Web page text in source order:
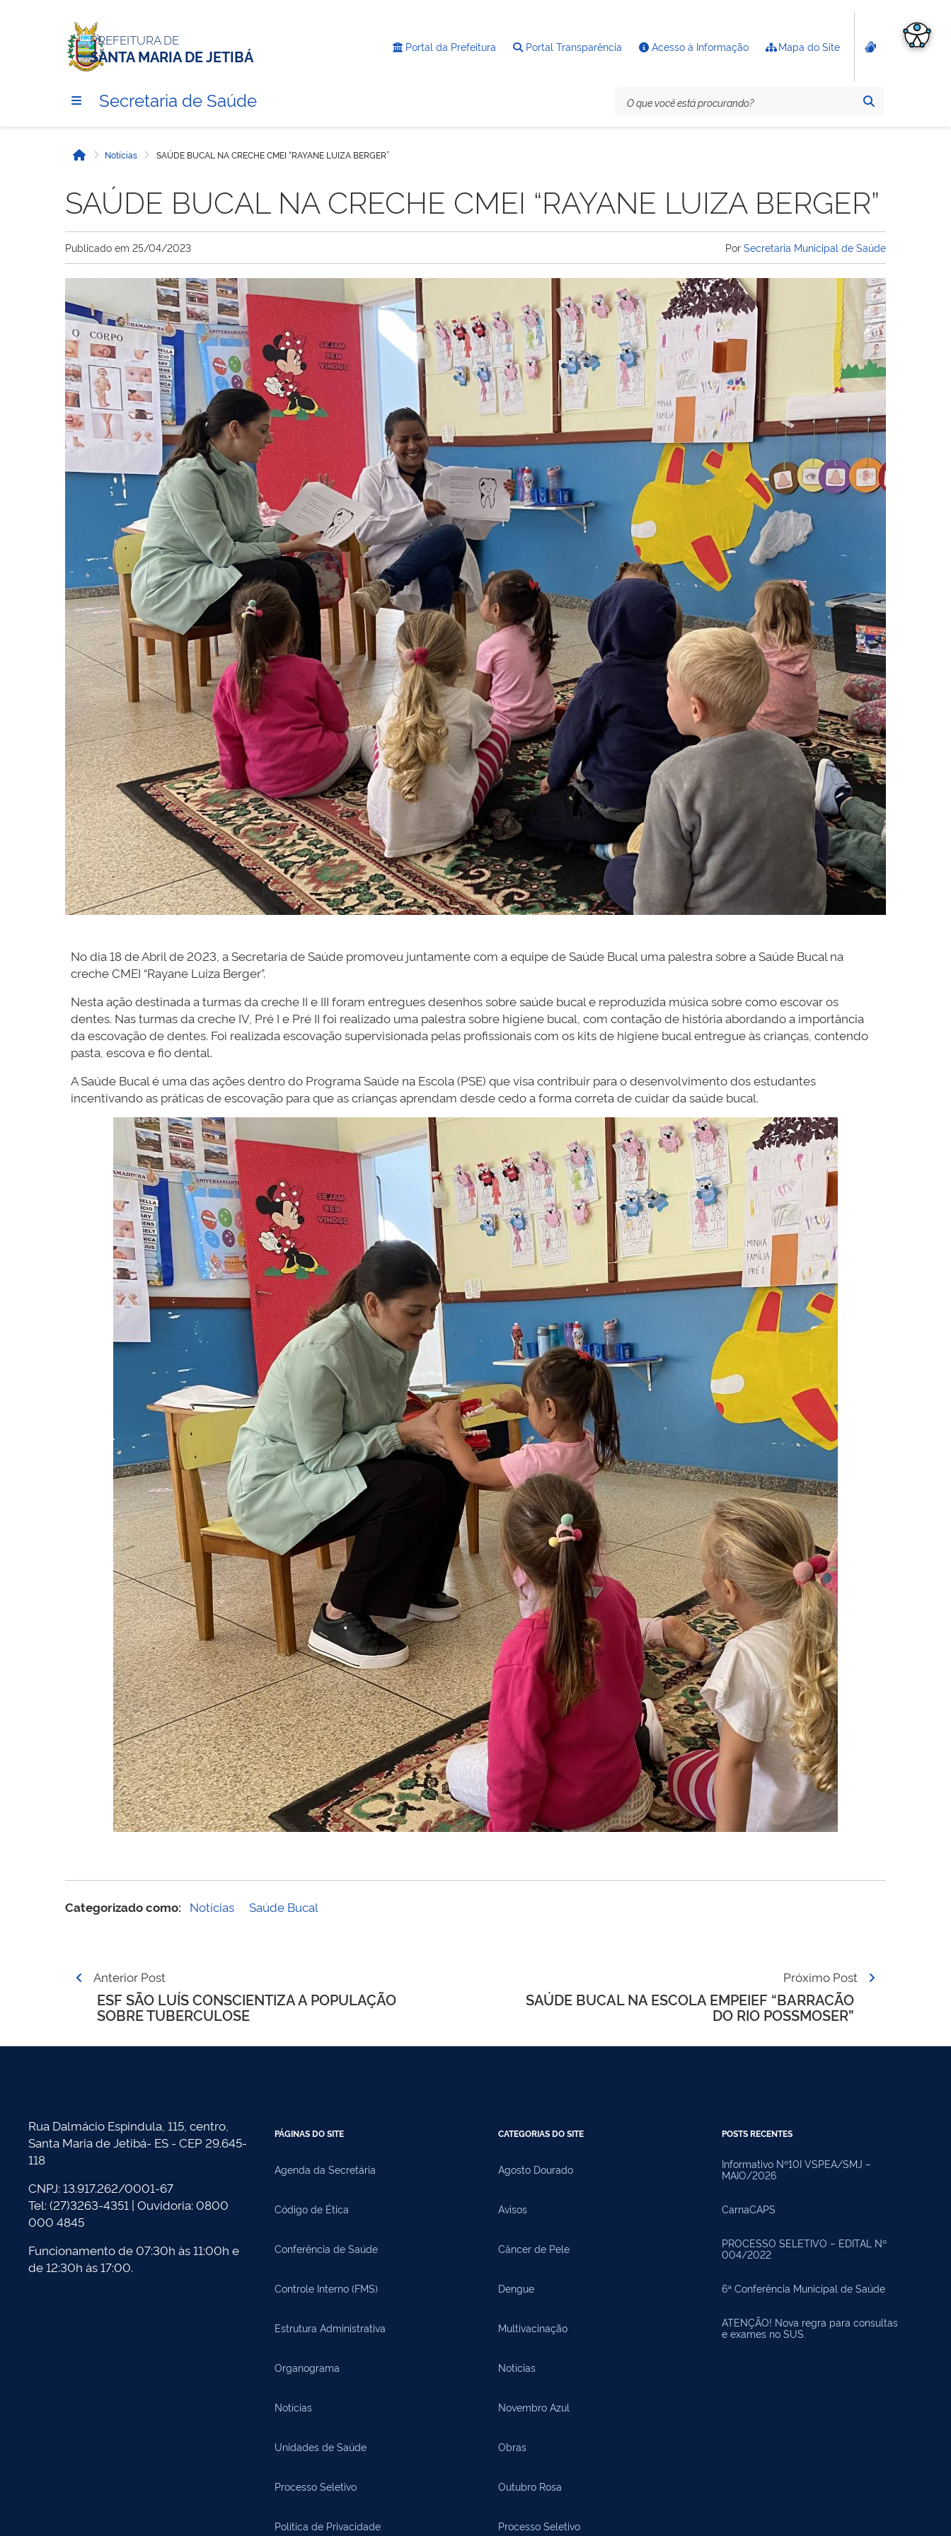
PREFEITURA DE
SANTA MARIA DE JETIBÁ Portal da Prefeitura Portal Transparência Acesso à Informação Mapa do Site
Secretaria de Saúde
InícioNotícias SAÚDE BUCAL NA CRECHE CMEI “RAYANE LUIZA BERGER”
SAÚDE BUCAL NA CRECHE CMEI “RAYANE LUIZA BERGER”
Publicado em 25/04/2023 Por Secretaria Municipal de Saúde
No dia 18 de Abril de 2023, a Secretaria de Saúde promoveu juntamente com a equipe de Saúde Bucal uma palestra sobre a Saúde Bucal na
creche CMEI “Rayane Luiza Berger”.
Nesta ação destinada a turmas da creche II e III foram entregues desenhos sobre saúde bucal e reproduzida música sobre como escovar os
dentes. Nas turmas da creche IV, Pré I e Pré II foi realizado uma palestra sobre higiene bucal, com contação de história abordando a importância
da escovação de dentes. Foi realizada escovação supervisionada pelas profissionais com os kits de higiene bucal entregue às crianças, contendo
pasta, escova e fio dental.
A Saúde Bucal é uma das ações dentro do Programa Saúde na Escola (PSE) que visa contribuir para o desenvolvimento dos estudantes
incentivando as práticas de escovação para que as crianças aprendam desde cedo a forma correta de cuidar da saúde bucal.
Categorizado como: Notícias Saúde Bucal
Navegação
Anterior Post
ESF SÃO LUÍS CONSCIENTIZA A POPULAÇÃO
SOBRE TUBERCULOSE
Próximo Post
SAÚDE BUCAL NA ESCOLA EMPEIEF “BARRACÃO
DO RIO POSSMOSER”
Rua Dalmácio Espindula, 115, centro,
Santa Maria de Jetibá- ES - CEP 29.645-
118
CNPJ: 13.917.262/0001-67
Tel: (27)3263-4351 | Ouvidoria: 0800
000 4845
Funcionamento de 07:30h às 11:00h e
de 12:30h às 17:00.
PÁGINAS DO SITE
Agenda da Secretária
Código de Ética
Conferência de Saúde
Controle Interno (FMS)
Estrutura Administrativa
Organograma
Notícias
Unidades de Saúde
Processo Seletivo
Política de Privacidade
CATEGORIAS DO SITE
Agosto Dourado
Avisos
Câncer de Pele
Dengue
Multivacinação
Notícias
Novembro Azul
Obras
Outubro Rosa
Processo Seletivo
POSTS RECENTES
Informativo Nº10I VSPEA/SMJ –
MAIO/2026
CarnaCAPS
PROCESSO SELETIVO – EDITAL Nº
004/2022
6ª Conferência Municipal de Saúde
ATENÇÃO! Nova regra para consultas
e exames no SUS.